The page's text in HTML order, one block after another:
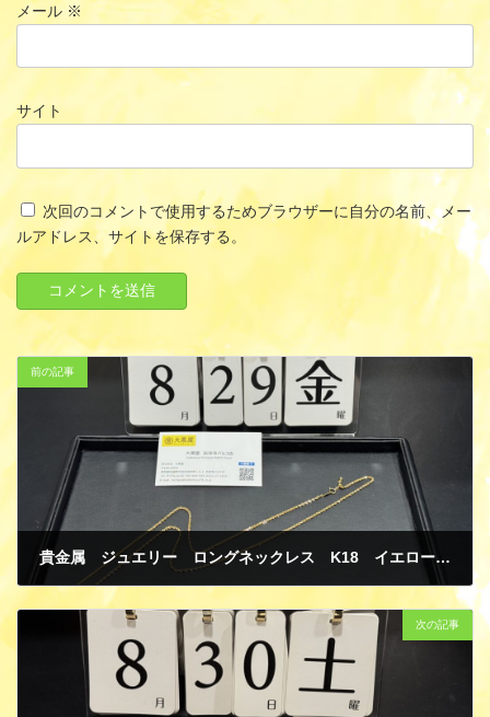
メール ※
サイト
次回のコメントで使用するためブラウザーに自分の名前、メー
ルアドレス、サイトを保存する。
前の記事
貴金属 ジュエリー ロングネックレス K18 イエローゴールド 買取
次の記事